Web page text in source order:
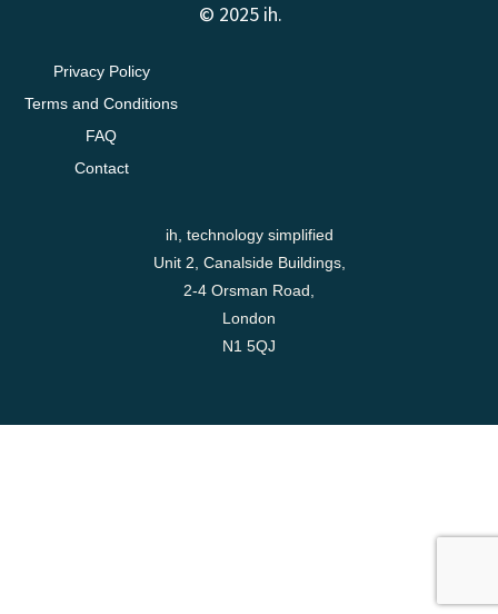
© 2025 ih.
Privacy Policy
Terms and Conditions
FAQ
Contact
ih, technology simplified
Unit 2, Canalside Buildings,
2-4 Orsman Road,
London
N1 5QJ